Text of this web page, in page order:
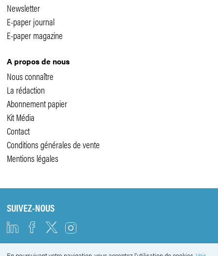
Newsletter
E-paper journal
E-paper magazine
A propos de nous
Nous connaître
La rédaction
Abonnement papier
Kit Média
Contact
Conditions générales de vente
Mentions légales
SUIVEZ-NOUS